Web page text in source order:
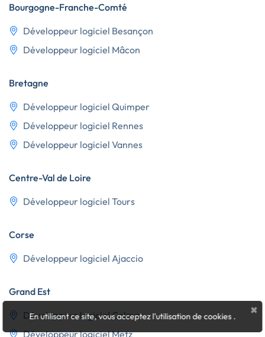
Bourgogne-Franche-Comté
Développeur logiciel Besançon
Développeur logiciel Mâcon
Bretagne
Développeur logiciel Quimper
Développeur logiciel Rennes
Développeur logiciel Vannes
Centre-Val de Loire
Développeur logiciel Tours
Corse
Développeur logiciel Ajaccio
Grand Est
Développeur logiciel Colmar
Développeur logiciel Metz
×
En utilisant ce site, vous acceptez l'utilisation de cookies.